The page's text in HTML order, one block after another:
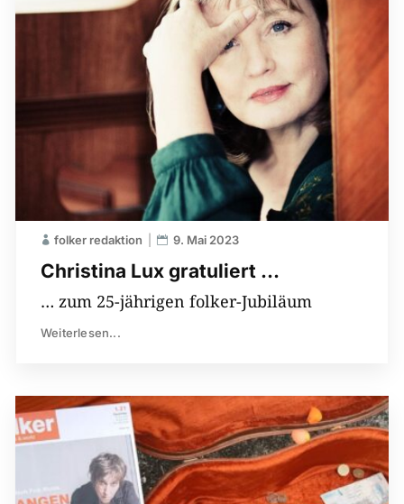
Christina Lux gratuliert …
folker redaktion 9. Mai 2023
… zum 25-jährigen folker-Jubiläum
Weiterlesen...